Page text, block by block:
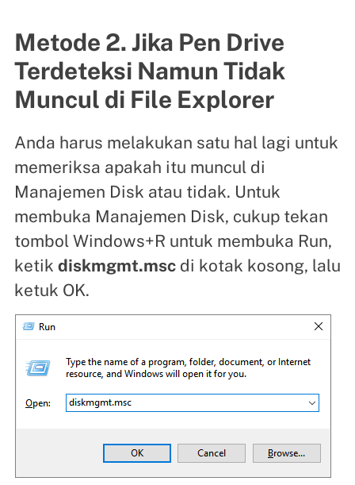
Metode 2. Jika Pen Drive
Terdeteksi Namun Tidak
Muncul di File Explorer
Anda harus melakukan satu hal lagi untuk
memeriksa apakah itu muncul di
Manajemen Disk atau tidak. Untuk
membuka Manajemen Disk, cukup tekan
tombol Windows+R untuk membuka Run,
ketik diskmgmt.mscdi kotak kosong, lalu
ketuk OK.